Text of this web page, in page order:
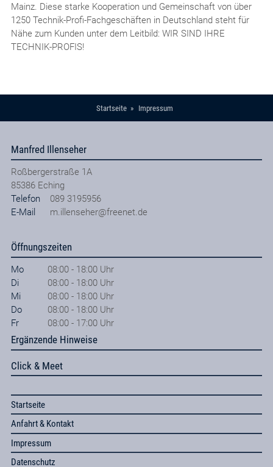
Mainz. Diese starke Kooperation und Gemeinschaft von über
1250 Technik-Profi-Fachgeschäften in Deutschland steht für
Nähe zum Kunden unter dem Leitbild: WIR SIND IHRE
TECHNIK-PROFIS!
Startseite Impressum
Manfred Illenseher
Roßbergerstraße 1A
85386 Eching
Telefon
089 3195956
E-Mail
m.illenseher@freenet.de
Öffnungszeiten
Mo
08:00 - 18:00 Uhr
Di
08:00 - 18:00 Uhr
Mi
08:00 - 18:00 Uhr
Do
08:00 - 18:00 Uhr
Fr
08:00 - 17:00 Uhr
Ergänzende Hinweise
Click & Meet
Startseite
Anfahrt & Kontakt
Impressum
Datenschutz